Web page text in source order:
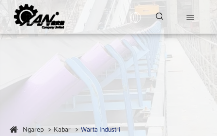
 
Ngarep Kabar Warta Industri